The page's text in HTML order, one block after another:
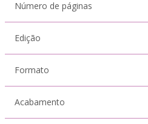
Número de páginas
Edição
Formato
Acabamento